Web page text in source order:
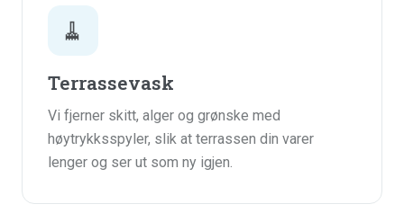
🧹
Terrassevask
Vi fjerner skitt, alger og grønske med
høytrykksspyler, slik at terrassen din varer
lenger og ser ut som ny igjen.